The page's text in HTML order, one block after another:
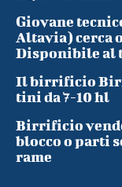
Giovane
Altavia) cerca
Disponibile al
Il birrificio
tini da 7-10 hl
Birrificio
blocco o parti
rame